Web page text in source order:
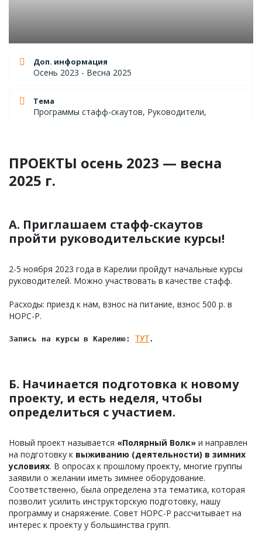
Доп. информация
Осень 2023 - Весна 2025
Тема
Программы стафф-скаутов, Руководители,
ПРОЕКТЫ осень 2023 — весна
2025 г.
А. Приглашаем стафф-скаутов
пройти руководительские курсы!
2-5 ноября 2023 года в Карелии пройдут начальные курсы
руководителей. Можно участвовать в качестве стафф.
Расходы: приезд к нам, взнос на питание, взнос 500 р. в
НОРС-Р.
Запись на курсы в Карелию: ТУТ.
Б. Начинается подготовка к новому
проекту, и есть неделя, чтобы
определиться с участием.
Новый проект называется «Полярный Волк» и направлен
на подготовку к выживанию (деятельности) в зимних
условиях. В опросах к прошлому проекту, многие группы
заявили о желании иметь зимнее оборудование.
Соответственно, была определена эта тематика, которая
позволит усилить инструкторскую подготовку, нашу
программу и снаряжение. Совет НОРС-Р рассчитывает на
интерес к проекту у большинства групп.